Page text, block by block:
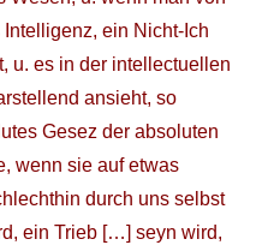
ein Nicht-Ich
u. es in der intellectuellen
ansieht, so
Gesez der absoluten
wenn sie auf etwas
durch uns selbst
ein Trieb […] seyn wird,